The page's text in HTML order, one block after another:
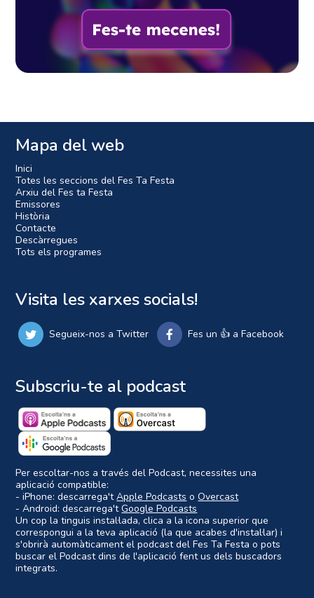
Mapa del web
Inici
Totes les seccions del Fes Ta Festa
Arxiu del Fes ta Festa
Emissores
Història
Contacte
Descàrregues
Tots els programes
Visita les xarxes socials!
Segueix-nos a Twitter Fes un 👍 a Facebook
Subscriu-te al podcast
Per escoltar-nos a través del Podcast, necessites una
aplicació compatible:
- iPhone: descarrega'tApple Podcasts oOvercast
- Android: descarrega'tGoogle Podcasts
Un cop la tinguis instal·lada, clica a la icona superior que
correspongui a la teva aplicació (la que acabes d'instal·lar) i
s'obrirà automàticament el podcast del Fes Ta Festa o pots
buscar el Podcast dins de l'aplicació fent us dels buscadors
integrats.